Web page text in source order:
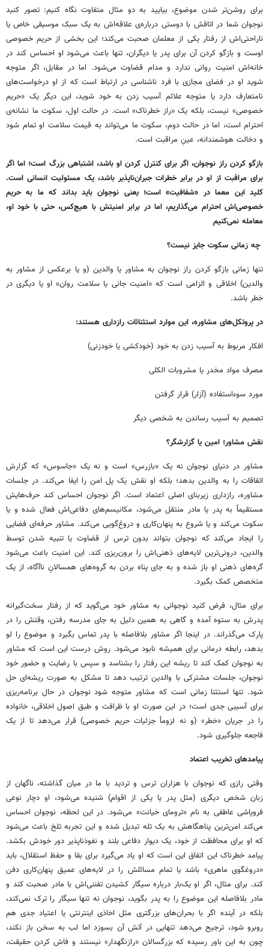
برای روشن‌تر شدن موضوع، بیایید به دو مثال متفاوت نگاه کنیم: تصور کنید
نوجوان شما در اتاقش با دوستی درباره‌ی علاقه‌اش به یک سبک موسیقی خاص یا
ناراحتی‌اش از رفتار یکی از معلمان صحبت می‌کند؛ این بخشی از حریم خصوصی
اوست و بازگو کردن آن برای پدر یا دیگران، تنها باعث می‌شود او احساس کند در
خانه‌اش امنیت روانی ندارد و مدام قضاوت می‌شود. اما در مقابل، اگر متوجه
شوید او در فضای مجازی با فرد ناشناسی در ارتباط است که از او درخواست‌های
نامتعارف دارد یا متوجه علائم آسیب زدن به خود شوید، این دیگر یک «حریم
خصوصی» نیست، بلکه یک «راز خطرناک» است. در حالت اول، سکوت ما نشانه‌ی
احترام است، اما در حالت دوم، سکوت ما می‌تواند به قیمت سلامت او تمام شود
و دخالت هوشمندانه، عینِ مراقبت است.
بازگو کردن راز نوجوان، اگر برای کنترل کردن او باشد، اشتباهی بزرگ است؛ اما اگر
برای مراقبت از او در برابر خطرات جبران‌ناپذیر باشد، یک مسئولیت انسانی است.
کلید این معما در «شفافیت» است؛ یعنی نوجوان باید بداند که ما به حریم
خصوصی‌اش احترام می‌گذاریم، اما در برابر امنیتش با هیچ‌کس، حتی با خود او،
معامله نمی‌کنیم
چه زمانی سکوت جایز نیست؟
تنها زمانی بازگو کردن راز نوجوان به مشاور یا والدین (و یا برعکس از مشاور به
والدین) اخلاقی و الزامی است که «امنیت جانی یا سلامت روان» او یا دیگری در
خطر باشد.
در پروتکل‌های مشاوره، این موارد استثنائات رازداری هستند:
افکار مربوط به آسیب زدن به خود (خودکشی یا خودزنی)
مصرف مواد مخدر یا مشروبات الکلی
مورد سوءاستفاده (آزار) قرار گرفتن
تصمیم به آسیب رساندن به شخصی دیگر
نقش مشاور؛ امین یا گزارشگر؟
مشاور در دنیای نوجوان نه یک «بازرس» است و نه یک «جاسوس» که گزارش
اتفاقات را به والدین بدهد؛ بلکه او نقش یک پل امن را ایفا می‌کند. در جلسات
مشاوره، رازداری زیربنای اصلی اعتماد است. اگر نوجوان احساس کند حرف‌هایش
مستقیماً به پدر یا مادر منتقل می‌شود، مکانیسم‌های دفاعی‌اش فعال شده و یا
سکوت می‌کند و یا شروع به پنهان‌کاری و دروغ‌گویی می‌کند. مشاور حرفه‌ای فضایی
را ایجاد می‌کند که نوجوان بتواند بدون ترس از قضاوت یا تنبیه شدن توسط
والدین، درونی‌ترین لایه‌های ذهنی‌اش را برون‌ریزی کند. این امنیت باعث می‌شود
گره‌های ذهنی او باز شده و به جای پناه بردن به گروه‌های همسالانِ ناآگاه، از یک
متخصص کمک بگیرد.
برای مثال، فرض کنید نوجوانی به مشاور خود می‌گوید که از رفتار سخت‌گیرانه
پدرش به ستوه آمده و گاهی به همین دلیل به جای مدرسه رفتن، وقتش را در
پارک می‌گذراند. در اینجا اگر مشاور بلافاصله با پدر تماس بگیرد و موضوع را لو
بدهد، رابطه درمانی برای همیشه نابود می‌شود. روش درست این است که مشاور
به نوجوان کمک کند تا ریشه این رفتار را بشناسد و سپس با رضایت و حضور خود
نوجوان، جلسات مشترکی با والدین ترتیب دهد تا مشکل به صورت ریشه‌ای حل
شود. تنها استثنا زمانی است که مشاور متوجه شود نوجوان در حال برنامه‌ریزی
برای آسیبی جدی است؛ در این صورت او با ظرافت و طبق اصول اخلاقی، خانواده
را در جریان «خطر» (و نه لزوماً جزئیات حریم خصوصی) قرار می‌دهد تا از یک
فاجعه جلوگیری شود.
پیامدهای تخریب اعتماد
وقتی رازی که نوجوان با هزاران ترس و تردید با ما در میان گذاشته، ناگهان از
زبان شخص دیگری (مثل پدر یا یکی از اقوام) شنیده می‌شود، او دچار نوعی
فروپاشی عاطفی به نام «ترومای خیانت» می‌شود. در این لحظه، نوجوان احساس
می‌کند امن‌ترین پناهگاهش به یک تله تبدیل شده و این تجربه تلخ باعث می‌شود
که او برای محافظت از خود، یک دیوار دفاعی بلند و نفوذناپذیر دور خودش بکشد.
پیامد خطرناک این اتفاق این است که او یاد می‌گیرد برای بقا و حفظ استقلال، باید
«دروغگوی ماهری» باشد یا تمام مسائلش را در لایه‌های عمیق پنهان‌کاری دفن
کند. برای مثال، اگر او یک‌بار درباره سیگار کشیدن تفننی‌اش با مادر صحبت کند و
مادر بلافاصله این موضوع را به پدر بگوید، نوجوان نه تنها سیگار را ترک نمی‌کند،
بلکه در آینده اگر با بحران‌های بزرگتری مثل اخاذی اینترنتی یا اعتیاد جدی هم
روبرو شود، ترجیح می‌دهد تنهایی در آتش آن بسوزد اما لب به سخن باز نکند،
چون به این باور رسیده که بزرگسالان «رازنگهدار» نیستند و فاش کردنِ حقیقت،